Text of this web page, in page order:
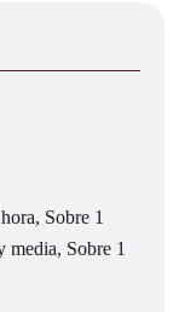
Sobre 1
media, Sobre 1